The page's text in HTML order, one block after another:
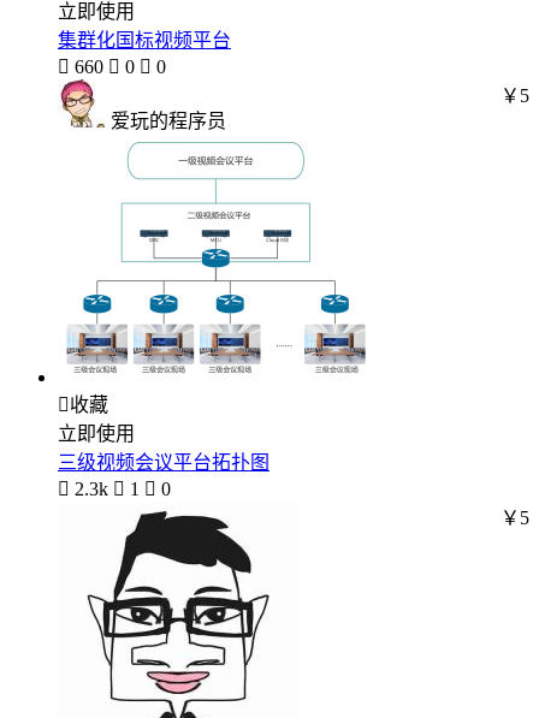
立即使用
集群化国标视频平台
 660  0  0
爱玩的程序员
￥5
收藏
立即使用
三级视频会议平台拓扑图
 2.3k  1  0
￥5